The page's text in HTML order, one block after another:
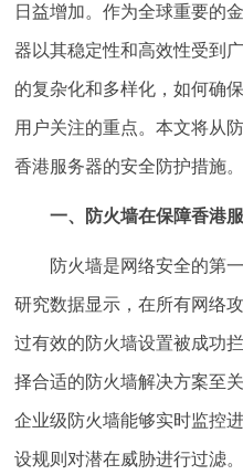
日益增加。作为全球重要的
器以其稳定性和高效性受到
的复杂化和多样化，如何确
用户关注的重点。本文将从
香港服务器的安全防护措施。
一、防火墙在保障香港
防火墙是网络安全的第
研究数据显示，在所有网络
过有效的防火墙设置被成功
择合适的防火墙解决方案至
企业级防火墙能够实时监控
设规则对潜在威胁进行过滤